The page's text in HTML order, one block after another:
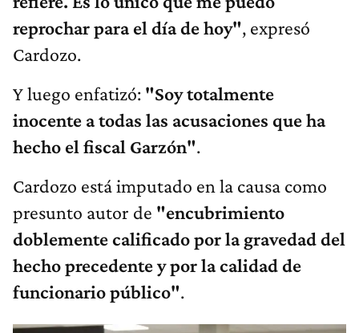
reprochar para el día de hoy", expresó
Cardozo.
Y luego enfatizó: "Soy totalmente
inocente a todas las acusaciones que ha
hecho el fiscal Garzón".
Cardozo está imputado en la causa como
presunto autor de "encubrimiento
doblemente calificado por la gravedad del
hecho precedente y por la calidad de
funcionario público".